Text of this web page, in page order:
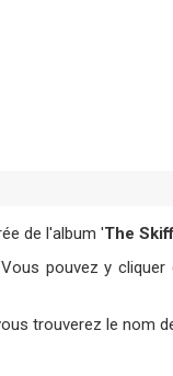
de l'album 'The
pouvez y
trouverez le nom